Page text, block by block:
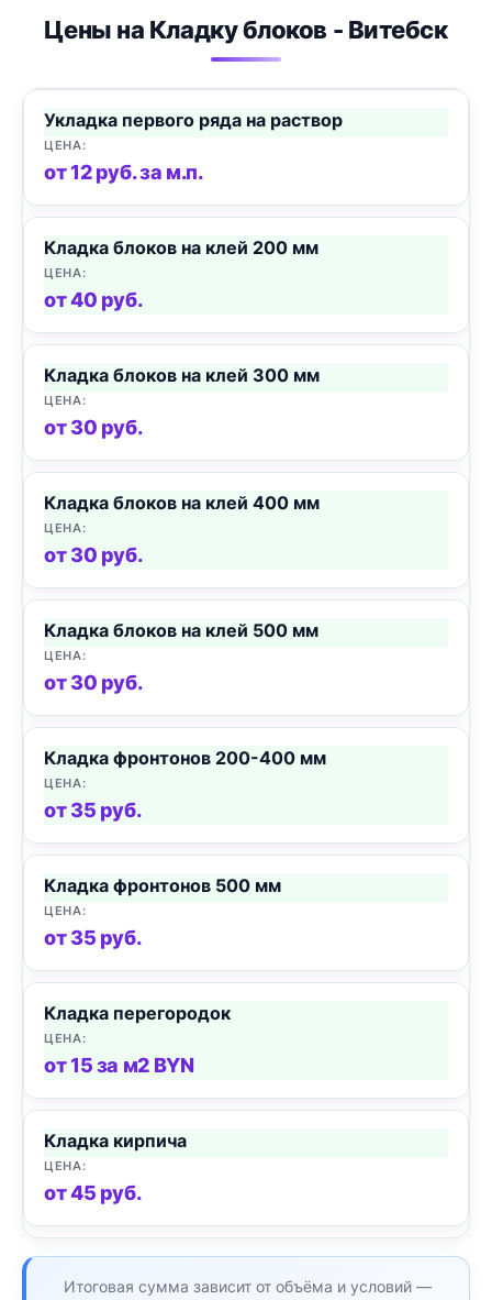
Цены на Кладку блоков - Витебск
Укладка первого ряда на раствор
от 12 руб. за м.п.
Кладка блоков на клей 200 мм
от 40 руб.
Кладка блоков на клей 300 мм
от 30 руб.
Кладка блоков на клей 400 мм
от 30 руб.
Кладка блоков на клей 500 мм
от 30 руб.
Кладка фронтонов 200-400 мм
от 35 руб.
Кладка фронтонов 500 мм
от 35 руб.
Кладка перегородок
от 15 за м2 BYN
Кладка кирпича
от 45 руб.
Итоговая сумма зависит от объёма и условий —